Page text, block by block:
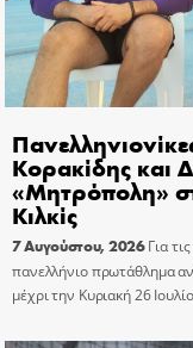
Κορακίδης και
«Μητρόπολη»
Κιλκίς
7 Αυγούστου, 2026 Για
πανελλήνιο πρωτάθλημα
μέχρι την Κυριακή 26